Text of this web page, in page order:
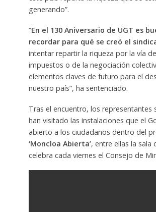
generando”.
“En el 130 Aniversario de UGT es
recordar para qué se creó el
intentar repartir la riqueza por la vía
impuestos o de la negociación
elementos claves de futuro para el
nuestro país”, ha sentenciado.
Tras el encuentro, los representantes
han visitado las instalaciones que el
abierto a los ciudadanos dentro del
‘Moncloa Abierta’, entre ellas la sala
celebra cada viernes el Consejo de